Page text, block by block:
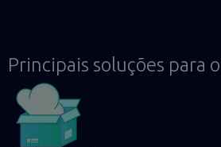
Principais soluções para